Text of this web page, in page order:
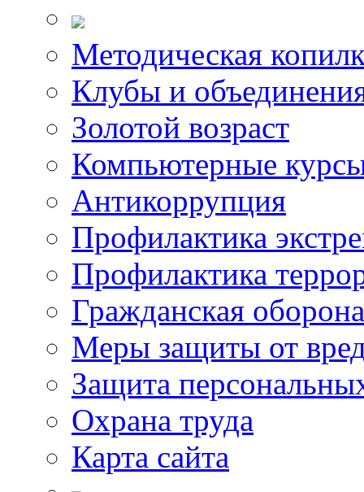
Методическая
Клубы и
Золотой возраст
Компьютерные
Антикоррупция
Профилактика
Профилактика
Гражданская оборона
Меры защиты от
Защита
Охрана труда
Карта сайта